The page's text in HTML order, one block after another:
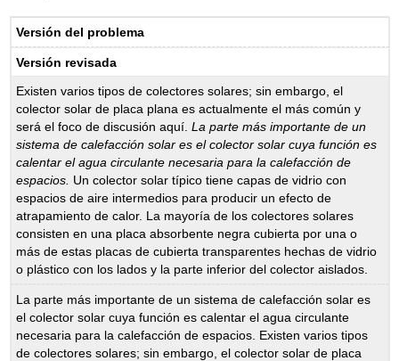
Versión del problema
Versión revisada
Existen varios tipos de colectores solares; sin embargo, el
colector solar de placa plana es actualmente el más común y
será el foco de discusión aquí.La parte más importante de un
sistema de calefacción solar es el colector solar cuya función es
calentar el agua circulante necesaria para la calefacción de
espacios. Un colector solar típico tiene capas de vidrio con
espacios de aire intermedios para producir un efecto de
atrapamiento de calor. La mayoría de los colectores solares
consisten en una placa absorbente negra cubierta por una o
más de estas placas de cubierta transparentes hechas de vidrio
o plástico con los lados y la parte inferior del colector aislados.
La parte más importante de un sistema de calefacción solar es
el colector solar cuya función es calentar el agua circulante
necesaria para la calefacción de espacios. Existen varios tipos
de colectores solares; sin embargo, el colector solar de placa